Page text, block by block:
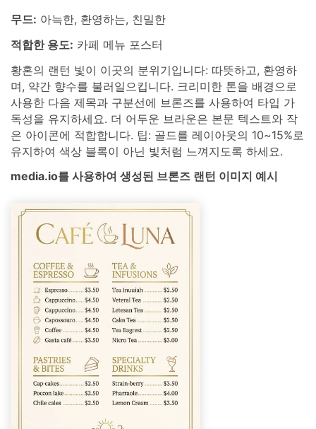
무드: 아늑한, 환영하는, 친밀한
적합한 용도: 카페 메뉴 포스터
황혼의 랜턴 빛이 이곳의 분위기입니다: 따뜻하고, 환영하
며, 약간 향수를 불러일으킵니다. 크리미한 톤을 배경으로
사용한 다음 제목과 구분선에 브론즈를 사용하여 타입 가
독성을 유지하세요. 더 어두운 브라운은 본문 텍스트와 작
은 아이콘에 적합합니다. 팁: 골드를 레이아웃의 10~15%로
유지하여 색상 블록이 아닌 빛처럼 느껴지도록 하세요.
media.io를 사용하여 생성된 브론즈 랜턴 이미지 예시